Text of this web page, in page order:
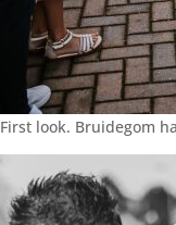
First look. Bruidegom